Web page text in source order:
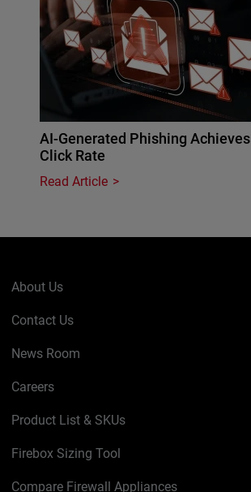
AI-Generated Phishing Achieves
Click Rate
Read Article
About Us
Contact Us
News Room
Careers
Product List & SKUs
Firebox Sizing Tool
Compare Firewall Appliances